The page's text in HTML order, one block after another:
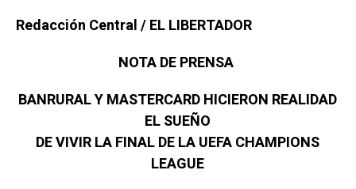
Redacción Central / EL LIBERTADOR
NOTA DE PRENSA
BANRURAL Y MASTERCARD HICIERON REALIDAD
EL SUEÑO
DE VIVIR LA FINAL DE LA UEFA CHAMPIONS
LEAGUE